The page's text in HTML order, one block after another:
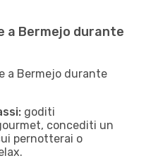
Bermejo durante
a Bermejo durante
goditi
concediti un
pernotterai o